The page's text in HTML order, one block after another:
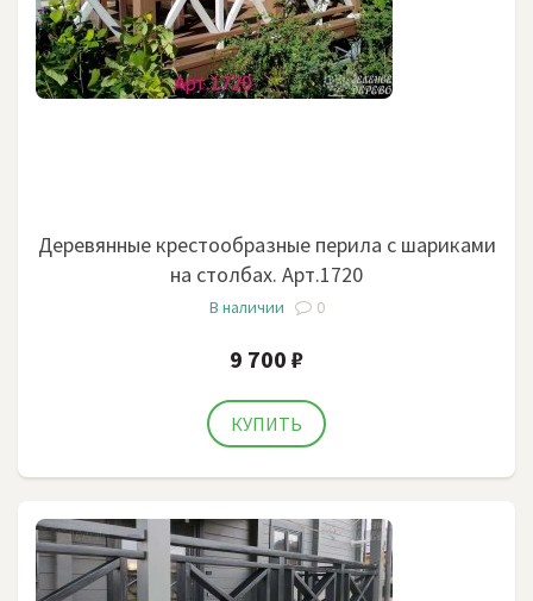
Деревянные крестообразные перила с шариками
на столбах. Арт.1720
В наличии 0
9 700 ₽